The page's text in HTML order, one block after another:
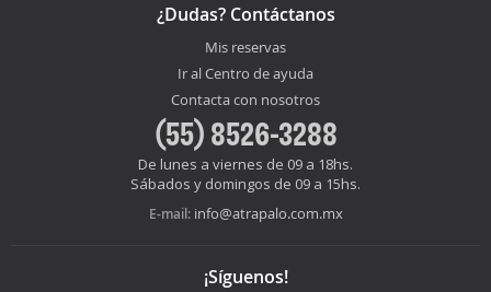
¿Dudas? Contáctanos
Mis reservas
Ir al Centro de ayuda
Contacta con nosotros
(55) 8526-3288
De lunes a viernes de 09 a 18hs.
Sábados y domingos de 09 a 15hs.
E-mail: info@atrapalo.com.mx
¡Síguenos!